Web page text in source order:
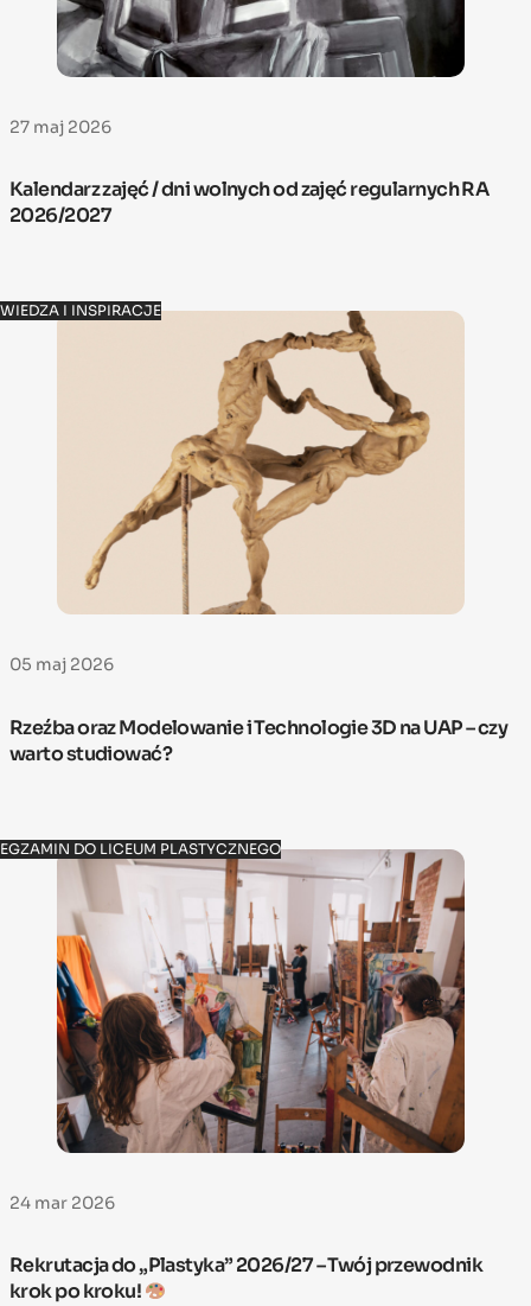
27 maj 2026
Kalendarz zajęć / dni wolnych od zajęć regularnych RA
2026/2027
WIEDZA I INSPIRACJE
05 maj 2026
Rzeźba oraz Modelowanie i Technologie 3D na UAP – czy
warto studiować?
EGZAMIN DO LICEUM PLASTYCZNEGO
24 mar 2026
Rekrutacja do „Plastyka” 2026/27 – Twój przewodnik
krok po kroku!